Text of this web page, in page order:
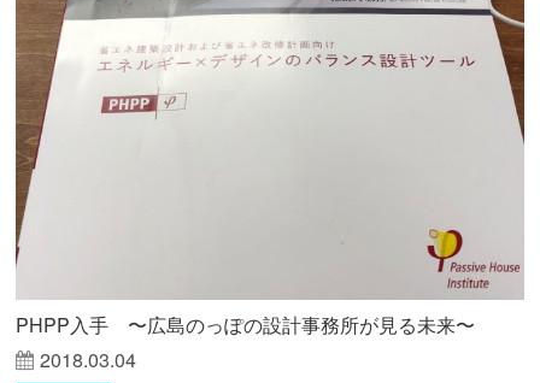
PHPP入手 〜広島のっぽの設計事務所が見る未来〜
2018.03.04